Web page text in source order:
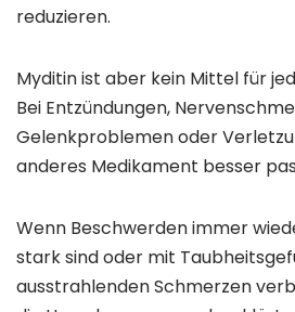
reduzieren.
Myditin ist aber kein Mittel für
Bei Entzündungen,
Gelenkproblemen oder
anderes Medikament besser
Wenn Beschwerden immer
stark sind oder mit
ausstrahlenden Schmerzen